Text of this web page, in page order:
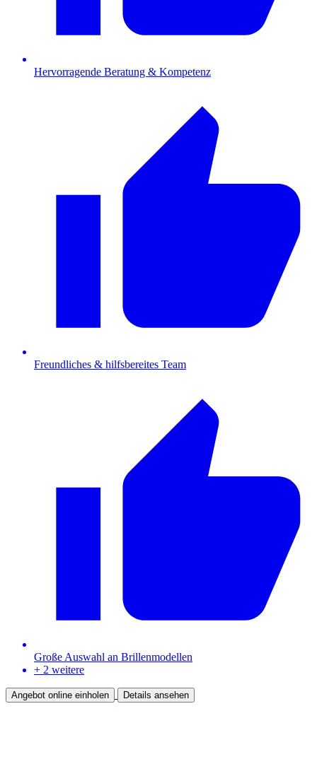
Hervorragende Beratung & Kompetenz
Freundliches & hilfsbereites Team
Große Auswahl an Brillenmodellen
+ 2 weitere
Angebot online einholen Details ansehen